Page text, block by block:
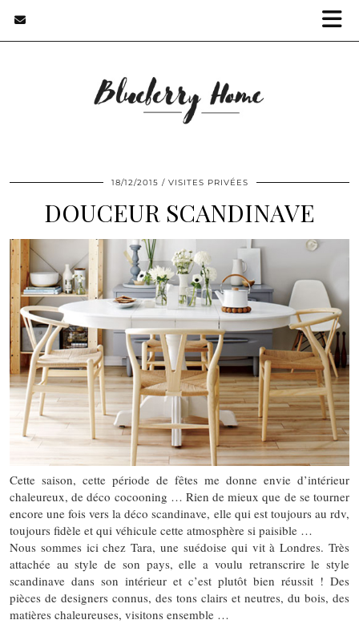
18/12/2015 VISITES PRIVÉES
DOUCEUR SCANDINAVE
Cette saison, cette période de fêtes me donne envie d’intérieur
chaleureux, de déco cocooning … Rien de mieux que de se tourner
encore une fois vers la déco scandinave, elle qui est toujours au rdv,
toujours fidèle et qui véhicule cette atmosphère si paisible …
Nous sommes ici chez Tara, une suédoise qui vit à Londres. Très
attachée au style de son pays, elle a voulu retranscrire le style
scandinave dans son intérieur et c’est plutôt bien réussit ! Des
pièces de designers connus, des tons clairs et neutres, du bois, des
matières chaleureuses, visitons ensemble …